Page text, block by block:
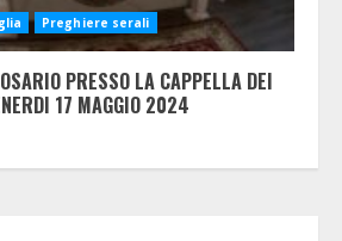
Preghiere serali
PRESSO LA CAPPELLA DEI
17 MAGGIO 2024